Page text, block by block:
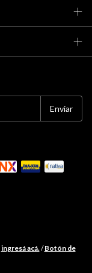
ingresá acá./ Botón de